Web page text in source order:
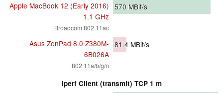
Apple MacBook 12 (Early 2016)
1.1 GHz
Broadcom 802.11ac
570 MBit/s
Asus ZenPad 8.0 Z380M-
6B026A
802.11a/b/g/n
81.4 MBit/s
iperf Client (transmit) TCP 1 m